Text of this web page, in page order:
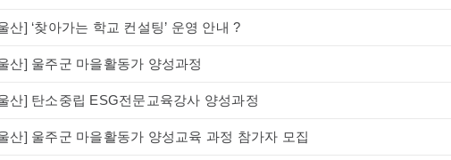
산] ‘찾아가는 학교 컨설팅’ 운영 안내 ?
산] 울주군 마을활동가 양성과정
산] 탄소중립 ESG전문교육강사 양성과정
산] 울주군 마을활동가 양성교육 과정 참가자 모집